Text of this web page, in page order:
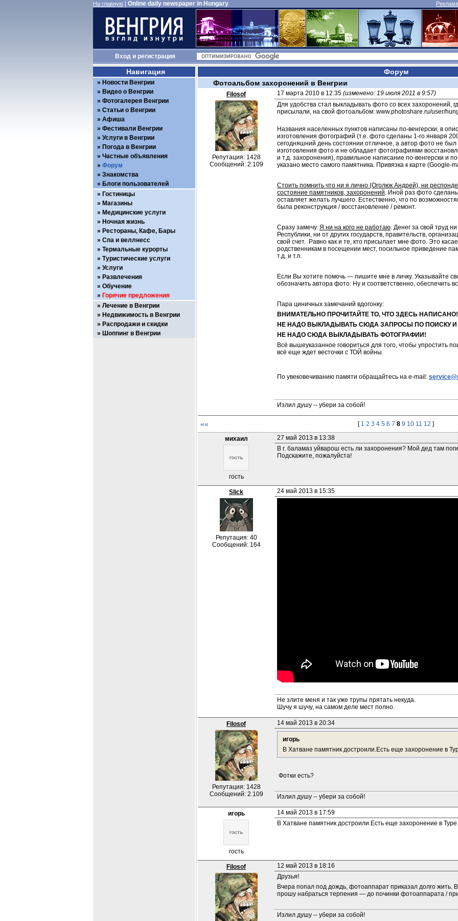
На главную Online daily newspaper in Hungary
Входи регистрация
Форум
Фотоальбом захоронений в Венгрии
Filosof
Репутация: 1428
Сообщений: 2.109
17 марта 2010 в 12:35 (изменено: 19 июля 2011 в 9:57)
Для удобства стал выкладывать фото со всех захоронений,
присылали, на свой фотоальбом: www.photoshare.ru/user/
Названия населенных пунктов написаны по-венгерски, в
изготовления фотографий (т.е. фото сделаны 1-го января
сегодняшний день состоянии отличное, а автор фото не
изготовления фото и не обладает фотографиями
и т.д. захоронения), правильное написание по-венгерски и
указано место самого памятника. Привязка к карте (Google-
Стоить помнить что ни я лично (Оголюк Андрей), ни
состояние памятников, захоронений. Иной раз фото
оставляет желать лучшего. Естественно, что по
была реконструкция / восстановление / ремонт.
Сразу замечу. Я ни на кого не работаю. Денег за свой труд
Республики, ни от других государств, правительств,
свой счет.  Равно как и те, кто присылает мне фото. Это
родственникам в посещении мест, посильное приведение
т.д. и т.п.
Если Вы хотите помочь — пишите мне в личку. Указывайте
обозначить автора фото. Ну и соответственно, обеспечить
Пара циничных замечаний вдогонку:
ВНИМАТЕЛЬНО ПРОЧИТАЙТЕ ТО, ЧТО ЗДЕСЬ НАПИСАНО!
НЕ НАДО ВЫКЛАДЫВАТЬ СЮДА ЗАПРОСЫ ПО ПОИСКУ
НЕ НАДО СЮДА ВЫКЛАДЫВАТЬ ФОТОГРАФИИ!
Всё вышеуказанное говориться для того, чтобы упростить
всё еще ждет весточки с ТОЙ войны.
По увековечиванию памяти обращайтесь на e-mail:
Излил душу -- убери за собой!
«« [ 1 2 3 4 5 6 7 8 9 10 11 12 ]
михаил
гость
27 май 2013 в 13:38
В г. баламаз уйварош есть ли захоронения? Мой дед там
Подскажите, пожалуйста!
Slick
Репутация: 40
Сообщений: 164
24 май 2013 в 15:35
Не злите меня и так уже трупы прятать некуда.
Шучу я шучу, на самом деле мест полно.
Filosof
Репутация: 1428
Сообщений: 2.109
14 май 2013 в 20:34
игорь
В Хатване памятник достроили.Есть еще захоронение в
Фотки есть?
Излил душу -- убери за собой!
игорь
гость
14 май 2013 в 17:59
В Хатване памятник достроили.Есть еще захоронение в Туре
Filosof 12 май 2013 в 18:16
Друзья!
Вчера попал под дождь, фотоаппарат приказал долго жить.
прошу набраться терпения — до починки фотоаппарата /
Излил душу -- убери за собой!
Навигация
Новости Венгрии
Видео о Венгрии
Фотогалерея Венгрии
Статьи о Венгрии
Афиша
Фестивали Венгрии
Услуги в Венгрии
Погода в Венгрии
Частные объявления
Форум
Знакомства
Блоги пользователей
Гостиницы
Магазины
Медицинские услуги
Ночная жизнь
Рестораны, Кафе, Бары
Спа и веллнесс
Термальные курорты
Туристические услуги
Услуги
Развлечения
Обучение
Горячие предложения
Лечение в Венгрии
Недвижимость в Венгрии
Распродажи и скидки
Шоппинг в Венгрии